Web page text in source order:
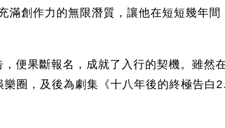
創作力的無限潛質，讓他在短短幾年
便果斷報名，成就了入行的契機。雖然
圈，及後為劇集《十八年後的終極告白